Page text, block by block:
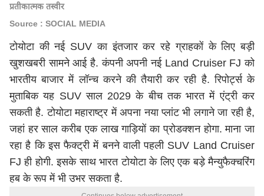
प्रतीकात्मक तस्वीर
Source : SOCIAL MEDIA
टोयोटा की नई SUV का इंतजार कर रहे ग्राहकों के लिए बड़ी
खुशखबरी सामने आई है. कंपनी अपनी नई Land Cruiser FJ को
भारतीय बाजार में लॉन्च करने की तैयारी कर रही है. रिपोर्ट्स के
मुताबिक यह SUV साल 2029 के बीच तक भारत में एंट्री कर
सकती है. टोयोटा महाराष्ट्र में अपना नया प्लांट भी लगाने जा रही है,
जहां हर साल करीब एक लाख गाड़ियों का प्रोडक्शन होगा. माना जा
रहा है कि इस फैक्ट्री में बनने वाली पहली SUV Land Cruiser
FJ ही होगी. इसके साथ भारत टोयोटा के लिए एक बड़े मैन्युफैक्चरिंग
हब के रूप में भी उभर सकता है.